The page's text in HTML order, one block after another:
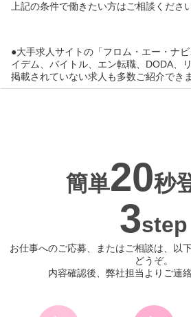
上記の条件で働きたい方はご相談ください
●大手求人サイトの「フロム・エー・ナ
イデム、バイトル、エン転職、DODA、
掲載されていない求人も多数ご紹介できま
簡単20秒
3step
お仕事へのご応募、またはご相談は、以
どうぞ。
内容確認後、弊社担当よりご連